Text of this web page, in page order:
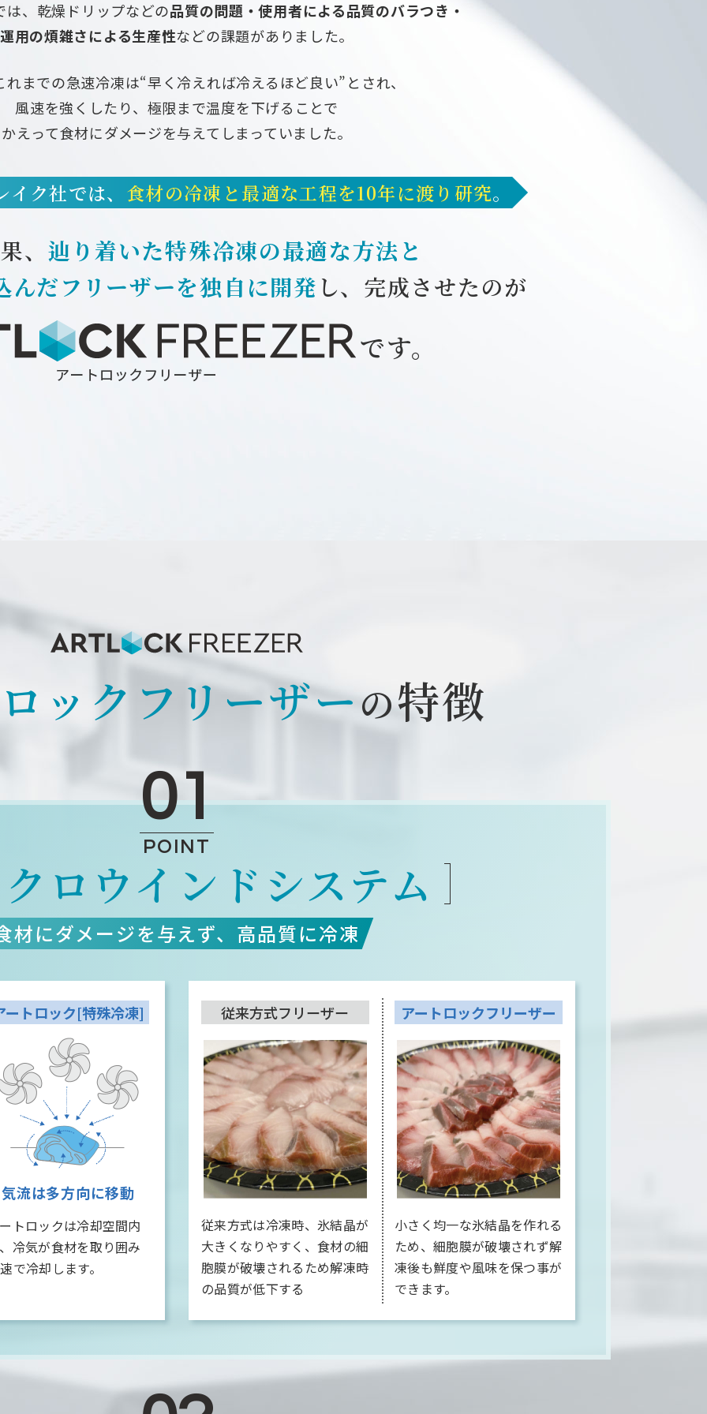
は、乾燥ドリップなどの品質の問題・使用者による品質のバラつき・
運用の煩雑さによる生産性などの課題がありました。
れまでの急速冷凍は“早く冷えれば冷えるほど良い”とされ、
風速を強くしたり、極限まで温度を下げることで
かえって食材にダメージを与えてしまっていました。
ク社では、 食材の冷凍と最適な工程を10年に渡り研究。
、 辿り着いた特殊冷凍の最適な方法と
んだフリーザーを独自に開発 し、完成させたのが
です。
ック フリーザーの特徴
POINT
01
ロ ウインドシステム
材にダメージを与えず、 高品質に冷凍
ートロック[特殊冷凍]
気流は多方向に移動
トロックは冷却空間内
冷気が食材を取り囲み
で冷却します。
従来方式フリーザー
従来方式は冷凍時、氷結晶が
大きくなりやすく、食材の細
胞膜が破壊されるため解凍時
の品質が低下する
アートロックフリーザー
小さく均一な氷結晶を作れる
ため、細胞膜が破壊されず解
凍後も鮮度や風味を保つ事が
できます。